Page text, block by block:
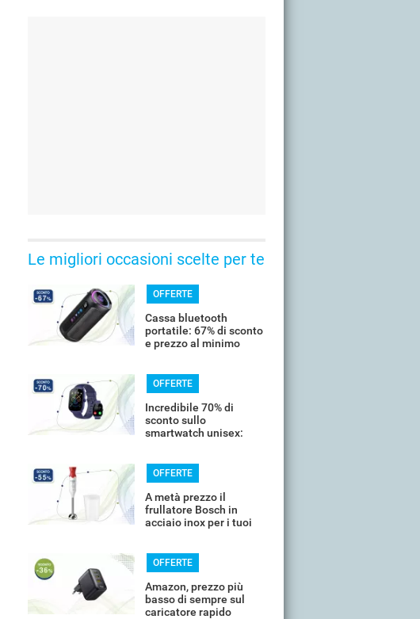
Le migliori occasioni scelte per te
OFFERTE
Cassa bluetooth
portatile: 67% di sconto
e prezzo al minimo
OFFERTE
Incredibile 70% di
sconto sullo
smartwatch unisex:
OFFERTE
A metà prezzo il
frullatore Bosch in
acciaio inox per i tuoi
OFFERTE
Amazon, prezzo più
basso di sempre sul
caricatore rapido